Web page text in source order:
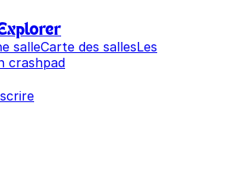
salleCarte des sallesLes
crashpad